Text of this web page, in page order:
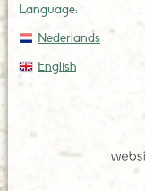
Language:
Nederlands
English